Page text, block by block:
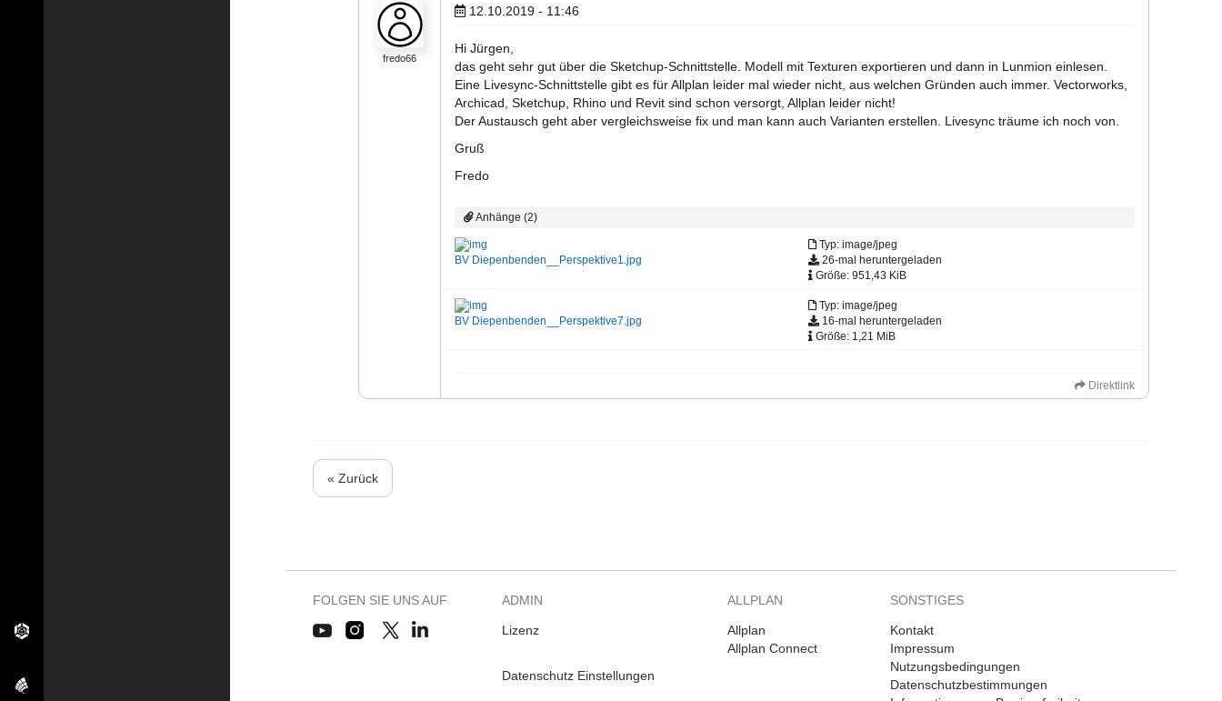
fredo66
12.10.2019 - 11:46
Hi Jürgen,
das geht sehr gut über die Sketchup-Schnittstelle. Modell mit Texturen exportieren und dann in Lunmion einlesen.
Eine Livesync-Schnittstelle gibt es für Allplan leider mal wieder nicht, aus welchen Gründen auch immer. Vectorworks,
Archicad, Sketchup, Rhino und Revit sind schon versorgt, Allplan leider nicht!
Der Austausch geht aber vergleichsweise fix und man kann auch Varianten erstellen. Livesync träume ich noch von.
Gruß
Fredo
Anhänge (2)
BV Diepenbenden__Perspektive1.jpg
Typ: image/jpeg
26-mal heruntergeladen
Größe: 951,43 KiB
BV Diepenbenden__Perspektive7.jpg
Typ: image/jpeg
16-mal heruntergeladen
Größe: 1,21 MiB
Direktlink
« Zurück
FOLGEN SIE UNS AUF ADMIN
Lizenz
Datenschutz Einstellungen
ALLPLAN
Allplan
Allplan Connect
SONSTIGES
Kontakt
Impressum
Nutzungsbedingungen
Datenschutzbestimmungen